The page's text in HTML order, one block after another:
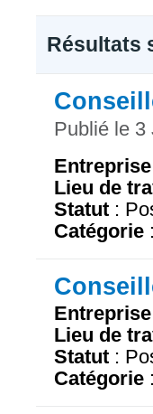
Résultats
Publié le 3
Entreprise
Lieu de
Statut :
Catégorie :
Entreprise
Lieu de
Statut :
Catégorie :